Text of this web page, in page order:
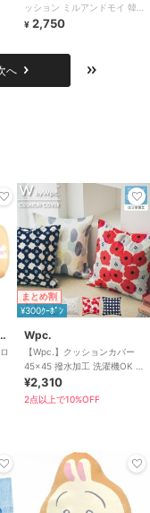
ッション ミルアンドモイ 韓国
推し活
¥ 2,750
へ
ョップ ラフラフ
まとめ割
¥300ｸｰﾎﾟﾝ
Wpc.
【Wpc.】クッションカバー
45×45 撥水加工 洗濯機OK 北
欧柄 おしゃれ かわいい
¥2,310
2点以上で10%OFF